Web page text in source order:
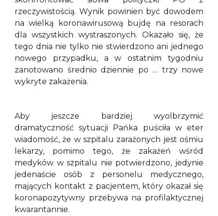
rzeczywistością. Wynik powinien być dowodem
na wielką koronawirusową bujdę na resorach
dla wszystkich wystraszonych. Okazało się, że
tego dnia nie tylko nie stwierdzono ani jednego
nowego przypadku, a w ostatnim tygodniu
zanotowano średnio dziennie po … trzy nowe
wykryte zakażenia.
Aby jeszcze bardziej wyolbrzymić
dramatyczność sytuacji Pańka puściła w eter
wiadomość, że w szpitalu zarażonych jest ośmiu
lekarzy, pomimo tego, że zakażeń wśród
medyków w szpitalu nie potwierdzono, jedynie
jedenaście osób z personelu medycznego,
mających kontakt z pacjentem, który okazał się
koronapozytywny przebywa na profilaktycznej
kwarantannie.